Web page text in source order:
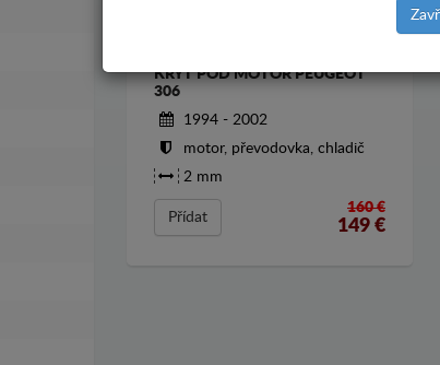
KRYT POD MOTOR PEUGEOT
306
1994 - 2002
motor, převodovka, chladič
2 mm
Přídat
160 €
149€